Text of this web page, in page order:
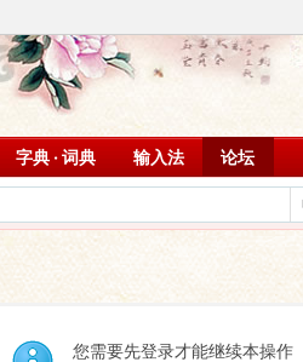
字典 · 词典 输入法 论坛
您需要先登录才能继续本操作